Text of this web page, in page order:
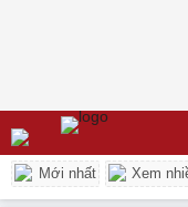
Mới nhất Xem